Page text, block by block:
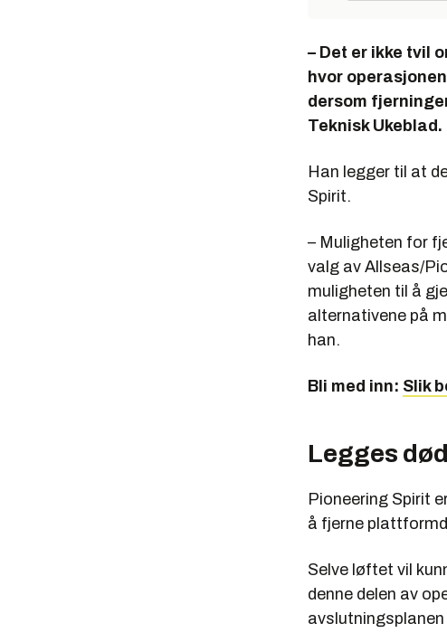
– Det er ikke tvil
hvor
dersom
Teknisk Ukeblad.
Han legger til at
Spirit.
– Muligheten for
valg av Allseas/
muligheten til å
alternativene på
han.
Bli med inn: Slik
Legges
Pioneering Spirit
å fjerne
Selve løftet vil
denne delen av